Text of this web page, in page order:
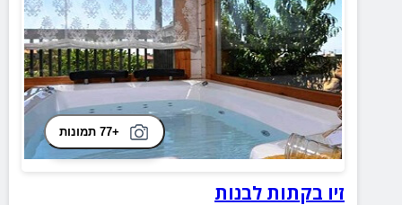
+77 תמונות
זיו בקתות לבנות